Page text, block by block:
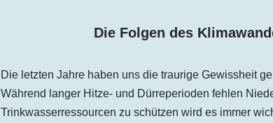
Die Folgen des
Die letzten Jahre haben uns die traurige Gewissheit
Während langer Hitze- und Dürreperioden fehlen
Trinkwasserressourcen zu schützen wird es immer